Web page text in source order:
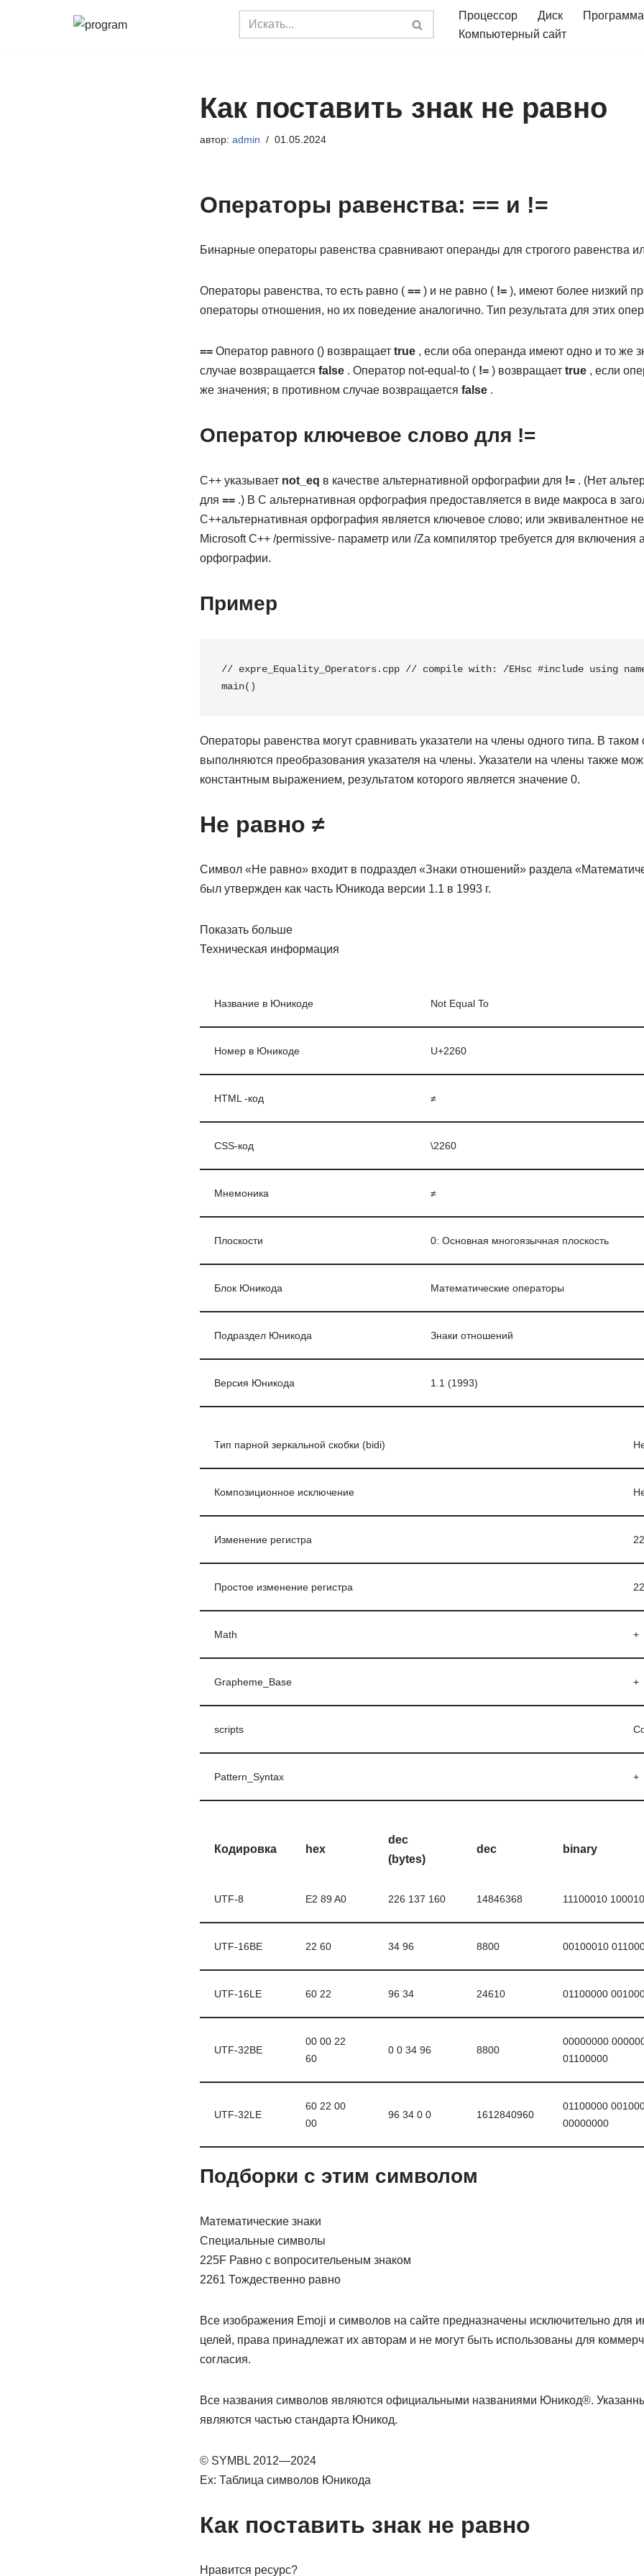
Процессор Диск Программа
Компьютерный сайт
Как поставить знак не равно
автор: admin 01.05.2024
Операторы равенства: == и !=
Бинарные операторы равенства сравнивают операнды для строгого равенства
Операторы равенства, то есть равно ( ==) и не равно ( !=), имеют более низкий
операторы отношения, но их поведение аналогично. Тип результата для этих
==Оператор равного () возвращает true, если оба операнда имеют одно и то же
случае возвращается false. Оператор not-equal-to ( !=) возвращает true, если
же значения; в противном случае возвращается false.
Оператор ключевое слово для !=
C++ указывает not_eq в качестве альтернативной орфографии для !=. (Нет
для ==.) В C альтернативная орфография предоставляется в виде макроса в
C++альтернативная орфография является ключевое слово; или эквивалентное
Microsoft C++ /permissive- параметр или /Za компилятор требуется для включения
орфографии.
Пример
// expre_Equality_Operators.cpp // compile with: /EHsc #include using
main()
Операторы равенства могут сравнивать указатели на члены одного типа. В таком
выполняются преобразования указателя на члены. Указатели на члены также
константным выражением, результатом которого является значение 0.
Не равно ≠
Символ «Не равно» входит в подраздел «Знаки отношений» раздела
был утвержден как часть Юникода версии 1.1 в 1993 г.
Показать больше
Техническая информация
Название в Юникоде Not Equal To
Номер в Юникоде U+2260
HTML -код ≠
CSS-код \2260
Мнемоника ≠
Плоскости 0: Основная многоязычная плоскость
Блок Юникода Математические операторы
Подраздел Юникода Знаки отношений
Версия Юникода 1.1 (1993)
Тип парной зеркальной скобки (bidi)
Композиционное исключение
Изменение регистра
Простое изменение регистра
Math +
Grapheme_Base +
scripts
Pattern_Syntax +
Кодировка hex
dec
(bytes)
dec binary
UTF-8 E2 89 A0 226 137 160 14846368 11100010
UTF-16BE 22 60 34 96 8800 00100010
UTF-16LE 60 22 96 34 24610 01100000
UTF-32BE
00 00 22
60
0 0 34 96 8800
00000000
01100000
UTF-32LE
60 22 00
00
96 34 0 0 1612840960
01100000
00000000
Подборки с этим символом
Математические знаки
Специальные символы
225F Равно с вопросительеным знаком
2261 Тождественно равно
Все изображения Emoji и символов на сайте предназначены исключительно для
целей, права принадлежат их авторам и не могут быть использованы для
согласия.
Все названия символов являются официальными названиями Юникод®.
являются частью стандарта Юникод.
© SYMBL 2012—2024
Ex: Таблица символов Юникода
Как поставить знак не равно
Нравится ресурс?